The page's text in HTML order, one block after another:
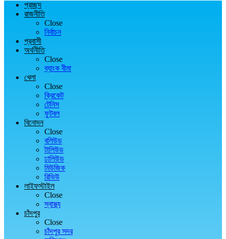
প্রচ্ছদ
রাজনীতি
Close
নির্বাচন
প্রবাসী
অর্থনীতি
Close
ব্যাংক বীমা
খেলা
Close
ক্রিকেট
টেনিস
ফুটবল
বিনোদন
Close
বলিউড
টালিউড
ঢালিউড
মিউজিক
রিভিউ
লাইফস্টাইল
Close
স্বাস্থ্য
চাঁদপুর
Close
চাঁদপুর সদর